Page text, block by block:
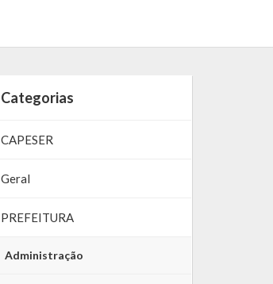
Categorias
CAPESER
Geral
PREFEITURA
Administração